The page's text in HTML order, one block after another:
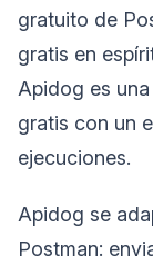
gratuito de
gratis en
Apidog es
gratis con un
ejecuciones.
Apidog se
Postman: